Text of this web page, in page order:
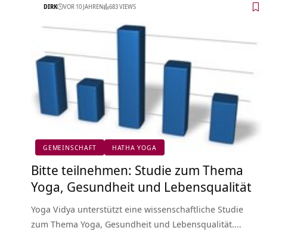
DIRK VOR 10 JAHREN 683 VIEWS
GEMEINSCHAFT HATHA YOGA
Bitte teilnehmen: Studie zum Thema
Yoga, Gesundheit und Lebensqualität
Yoga Vidya unterstützt eine wissenschaftliche Studie
zum Thema Yoga, Gesundheit und Lebensqualität.…